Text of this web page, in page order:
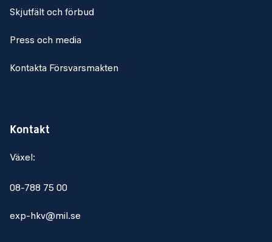
Skjutfält och förbud
Press och media
Kontakta Försvarsmakten
Kontakt
Växel:
08-788 75 00
exp-hkv@mil.se